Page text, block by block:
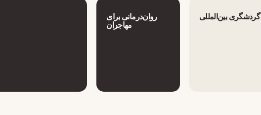
روان‌درمانی برای
مهاجران
گردشگری بین‌المللی